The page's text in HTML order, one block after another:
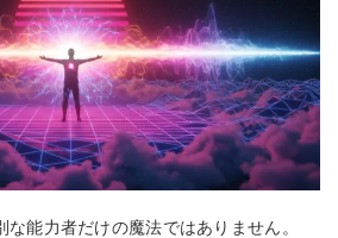
能力者だけの魔法ではありません。